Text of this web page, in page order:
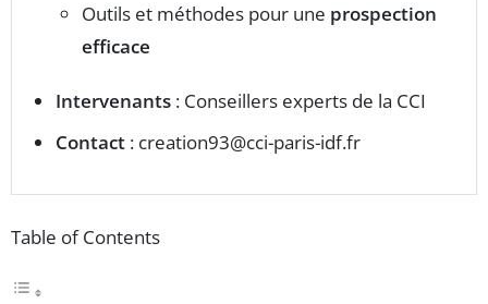
Outils et méthodes pour une prospection
efficace
Intervenants : Conseillers experts de la CCI
Contact : creation93@cci-paris-idf.fr
Table of Contents